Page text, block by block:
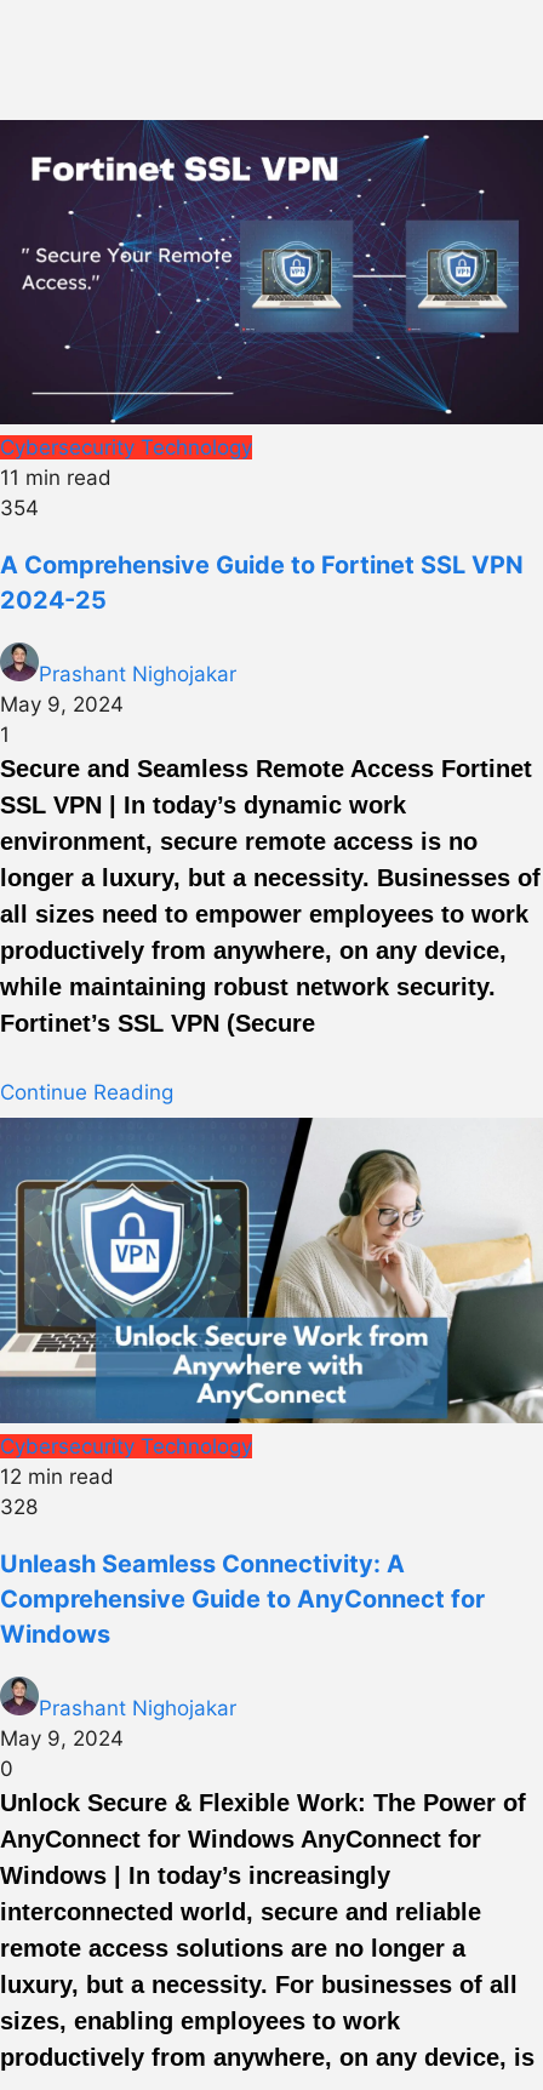
Cybersecurity Technology
11 min read
354
A Comprehensive Guide to Fortinet SSL VPN
2024-25
Prashant Nighojakar
May 9, 2024
1
Secure and Seamless Remote Access Fortinet
SSL VPN | In today’s dynamic work
environment, secure remote access is no
longer a luxury, but a necessity. Businesses of
all sizes need to empower employees to work
productively from anywhere, on any device,
while maintaining robust network security.
Fortinet’s SSL VPN (Secure
Continue Reading
Cybersecurity Technology
12 min read
328
Unleash Seamless Connectivity: A
Comprehensive Guide to AnyConnect for
Windows
Prashant Nighojakar
May 9, 2024
0
Unlock Secure & Flexible Work: The Power of
AnyConnect for Windows AnyConnect for
Windows | In today’s increasingly
interconnected world, secure and reliable
remote access solutions are no longer a
luxury, but a necessity. For businesses of all
sizes, enabling employees to work
productively from anywhere, on any device, is